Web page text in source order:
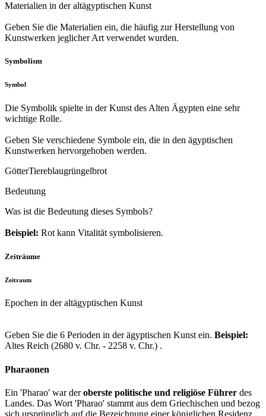
Materialien in der altägyptischen Kunst
Geben Sie die Materialien ein, die häufig zur Herstellung von
Kunstwerken jeglicher Art verwendet wurden.
Symbolism
Symbol
Die Symbolik spielte in der Kunst des Alten Ägypten eine sehr
wichtige Rolle.
Geben Sie verschiedene Symbole ein, die in den ägyptischen
Kunstwerken hervorgehoben werden.
GötterTiereblaugrüngelbrot
Bedeutung
Was ist die Bedeutung dieses Symbols?
Beispiel: Rot kann Vitalität symbolisieren.
Zeiträume
Zeitraum
Epochen in der altägyptischen Kunst
Geben Sie die 6 Perioden in der ägyptischen Kunst ein. Beispiel:
Altes Reich (2680 v. Chr. - 2258 v. Chr.) .
Pharaonen
Ein 'Pharao' war deroberste politische und religiöse Führer des
Landes. Das Wort 'Pharao' stammt aus dem Griechischen und bezog
sich ursprünglich auf die Bezeichnung einer königlichen Residenz.